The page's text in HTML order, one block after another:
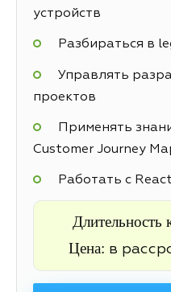
устройств
Разбираться в
Управлять
проектов
Применять
Customer Journey
Работать с
Длительность
Цена: в